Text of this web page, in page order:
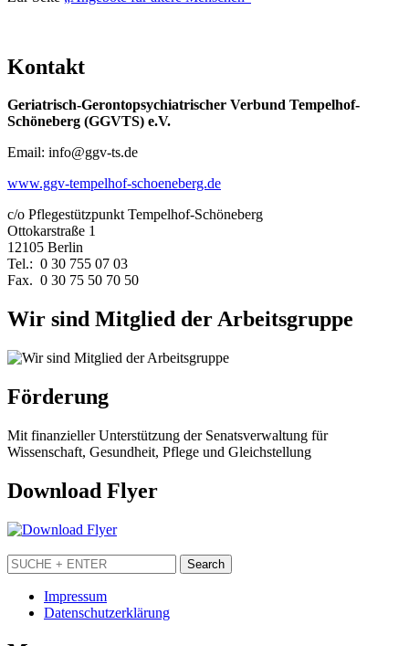
Kontakt
Geriatrisch-Gerontopsychiatrischer Verbund Tempelhof-
Schöneberg (GGVTS) e.V.
Email: info@ggv-ts.de
www.ggv-tempelhof-schoeneberg.de
c/o Pflegestützpunkt Tempelhof-Schöneberg
Ottokarstraße 1
12105 Berlin
Tel.: 0 30 755 07 03
Fax. 0 30 75 50 70 50
Wir sind Mitglied der Arbeitsgruppe
Förderung
Mit finanzieller Unterstützung der Senatsverwaltung für
Wissenschaft, Gesundheit, Pflege und Gleichstellung
Download Flyer
Impressum
Datenschutzerklärung